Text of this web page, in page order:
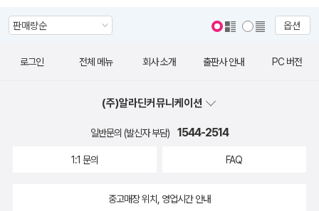
옵션
로그인 전체 메뉴 회사 소개 출판사 안내 PC 버전
(주)알라딘커뮤니케이션
일반문의 (발신자 부담) 1544-2514
1:1 문의 FAQ
중고매장 위치, 영업시간 안내